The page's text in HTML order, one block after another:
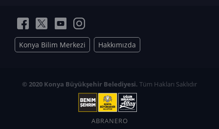
Konya Bilim Merkezi Hakkımızda
© 2020 Konya Büyükşehir Belediyesi. Tüm Hakları Saklıdır
ABRANERO